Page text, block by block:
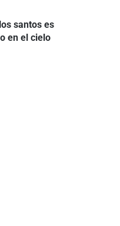
santos es
en el cielo